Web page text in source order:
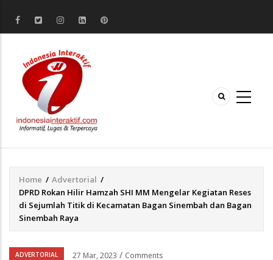
Breadcrumb
Home / Advertorial /
DPRD Rokan Hilir Hamzah SHI MM Mengelar Kegiatan Reses
di Sejumlah Titik di Kecamatan Bagan Sinembah dan Bagan
Sinembah Raya
ADVERTORIAL 27 Mar, 2023 / Comments